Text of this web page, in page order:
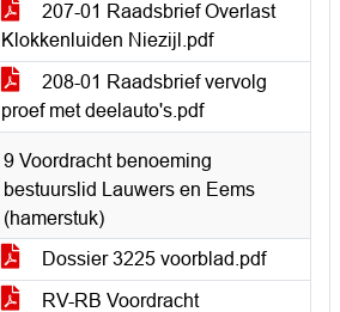
207-01 Raadsbrief Overlast
Klokkenluiden Niezijl.pdf
208-01 Raadsbrief vervolg
proef met deelauto's.pdf
9 Voordracht benoeming
bestuurslid Lauwers en Eems
(hamerstuk)
Dossier 3225 voorblad.pdf
RV-RB Voordracht